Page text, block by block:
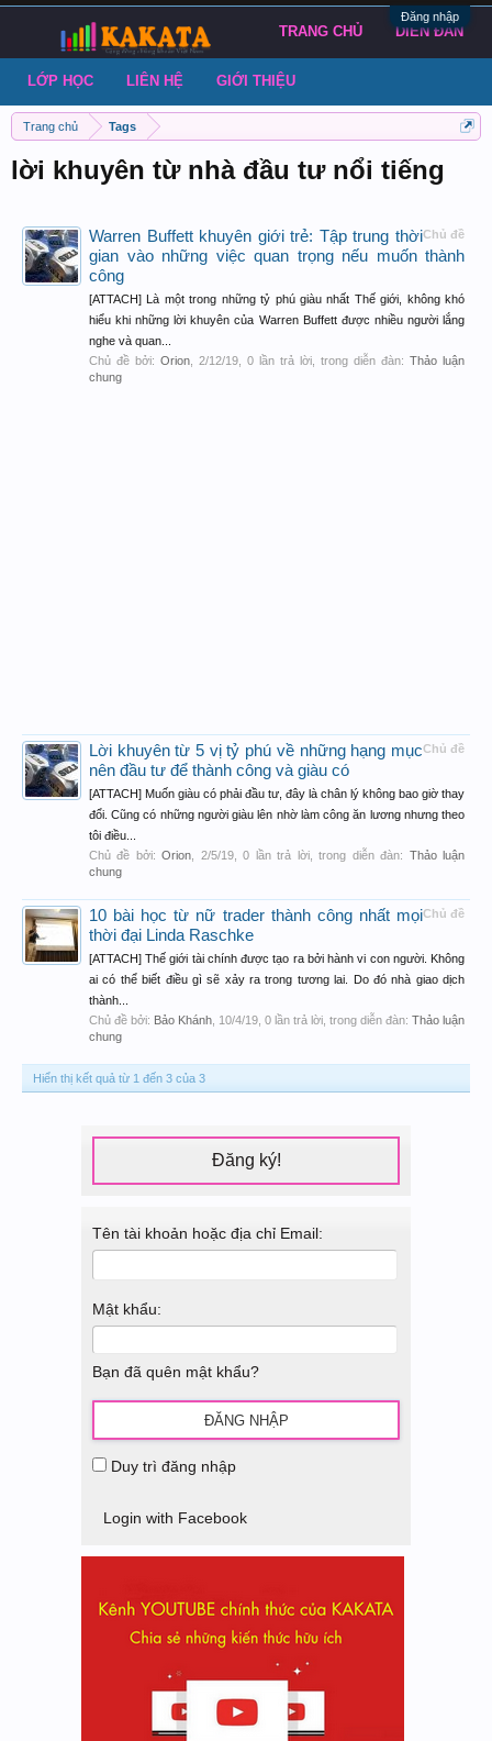
Đăng nhập
Trang chủ Tags
lời khuyên từ nhà đầu tư nổi tiếng
Chủ đề
Warren Buffett khuyên giới trẻ: Tập trung thời
gian vào những việc quan trọng nếu muốn thành
công
[ATTACH] Là một trong những tỷ phú giàu nhất Thế giới, không khó
hiểu khi những lời khuyên của Warren Buffett được nhiều người lắng
nghe và quan...
Chủ đề bởi: Orion 2/12/19 , 0 lần trả lời, trong diễn đàn: Thảo luận
chung
Chủ đề
Lời khuyên từ 5 vị tỷ phú về những hạng mục
nên đầu tư để thành công và giàu có
[ATTACH] Muốn giàu có phải đầu tư, đây là chân lý không bao giờ thay
đổi. Cũng có những người giàu lên nhờ làm công ăn lương nhưng theo
tôi điều...
Chủ đề bởi:Orion 2/5/19, 0 lần trả lời, trong diễn đàn: Thảo luận
chung
Chủ đề
10 bài học từ nữ trader thành công nhất mọi
thời đại Linda Raschke
[ATTACH] Thế giới tài chính được tạo ra bởi hành vi con người. Không
ai có thể biết điều gì sẽ xảy ra trong tương lai. Do đó nhà giao dịch
thành...
Chủ đề bởi: Bảo Khánh 10/4/19 , 0 lần trả lời, trong diễn đàn: Thảo luận
chung
Hiển thị kết quả từ 1 đến 3 của 3
Đăng ký!
Tên tài khoản hoặc địa chỉ Email:
Mật khẩu:
Bạn đã quên mật khẩu?
Duy trì đăng nhập
Login with Facebook
TRANG CHỦ DIỄN ĐÀN
LỚP HỌC LIÊN HỆ GIỚI THIỆU